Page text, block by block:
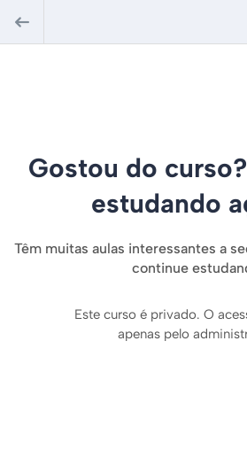
Gostou do
estudando
Têm muitas aulas interessantes a
continue
Este curso é privado. O
apenas pelo